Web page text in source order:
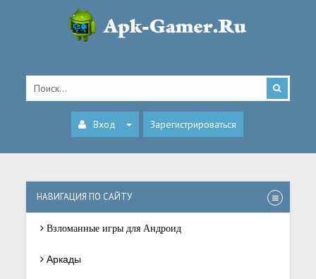
Вход Зарегистрироваться
НАВИГАЦИЯ ПО САЙТУ
Взломанные игры для Андроид
Аркады